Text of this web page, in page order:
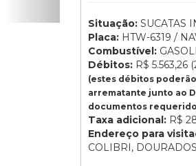
Situação: SUCATAS
Placa: HTW-6319 /
Combustível:
Débitos: R$ 5.563,26
(estes débitos
arrematante junto ao
documentos
Taxa adicional: R$
Endereço para
COLIBRI,